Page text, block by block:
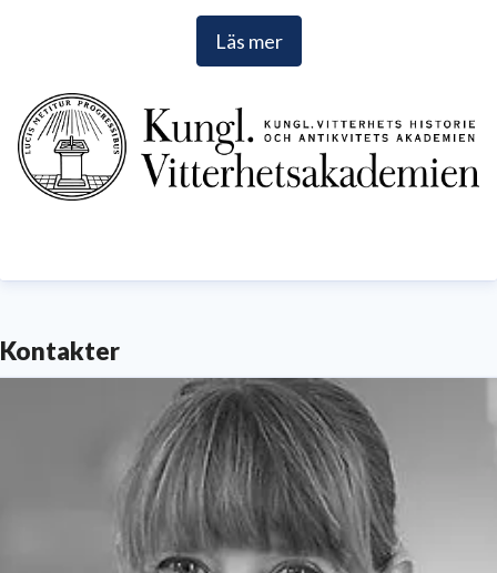
andra förlag. Läs mer påwww.vitterhetsakademien.se
Läs mer
Kontakter